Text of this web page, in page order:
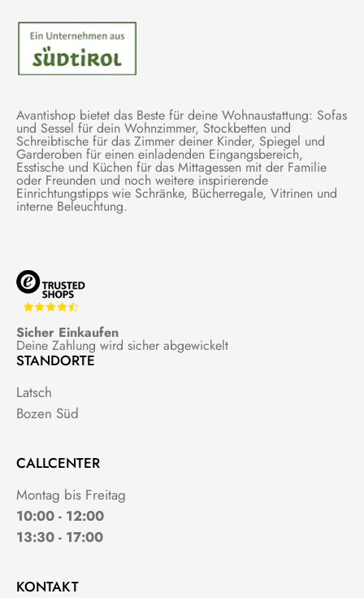
Avantishop bietet das Beste für deine Wohnaustattung: Sofas
und Sessel für dein Wohnzimmer, Stockbetten und
Schreibtische für das Zimmer deiner Kinder, Spiegel und
Garderoben für einen einladenden Eingangsbereich,
Esstische und Küchen für das Mittagessen mit der Familie
oder Freunden und noch weitere inspirierende
Einrichtungstipps wie Schränke, Bücherregale, Vitrinen und
interne Beleuchtung.
Sicher Einkaufen
Deine Zahlung wird sicher abgewickelt
STANDORTE
Latsch
Bozen Süd
CALLCENTER
Montag bis Freitag
10:00 - 12:00
13:30 - 17:00
KONTAKT